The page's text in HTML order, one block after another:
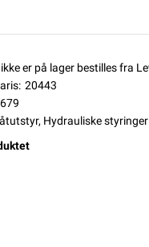
er på lager bestilles fra
20443
, Hydrauliske styringer